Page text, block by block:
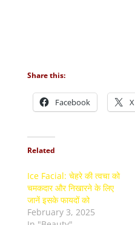
Share this:
Facebook X
Related
Ice Facial: चेहरे की त्वचा को
चमकदार और निखारने के लिए
जानें इसके फायदों को
February 3, 2025